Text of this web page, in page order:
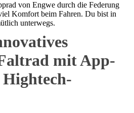
von Engwe durch die Federung
Komfort beim Fahren. Du bist in
unterwegs.
mit App-